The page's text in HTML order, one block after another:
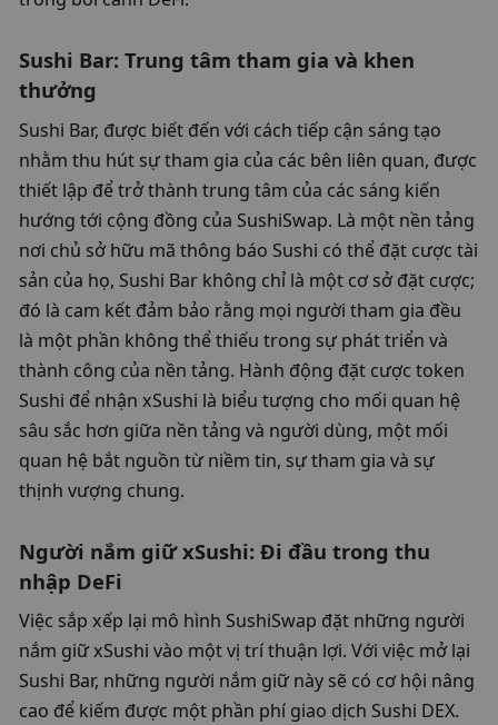
Sushi Bar: Trung tâm tham gia và khen
thưởng
Sushi Bar, được biết đến với cách tiếp cận sáng tạo
nhằm thu hút sự tham gia của các bên liên quan, được
thiết lập để trở thành trung tâm của các sáng kiến ​​
hướng tới cộng đồng của SushiSwap. Là một nền tảng
nơi chủ sở hữu mã thông báo Sushi có thể đặt cược tài
sản của họ, Sushi Bar không chỉ là một cơ sở đặt cược;
đó là cam kết đảm bảo rằng mọi người tham gia đều
là một phần không thể thiếu trong sự phát triển và
thành công của nền tảng. Hành động đặt cược token
Sushi để nhận xSushi là biểu tượng cho mối quan hệ
sâu sắc hơn giữa nền tảng và người dùng, một mối
quan hệ bắt nguồn từ niềm tin, sự tham gia và sự
thịnh vượng chung.
Người nắm giữ xSushi: Đi đầu trong thu
nhập DeFi
Việc sắp xếp lại mô hình SushiSwap đặt những người
nắm giữ xSushi vào một vị trí thuận lợi. Với việc mở lại
Sushi Bar, những người nắm giữ này sẽ có cơ hội nâng
cao để kiếm được một phần phí giao dịch Sushi DEX.